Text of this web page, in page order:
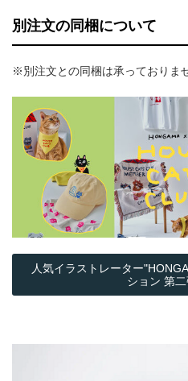
別注文の同梱について
※別注文との同梱は承っておりま
人気イラストレーター
ション 第